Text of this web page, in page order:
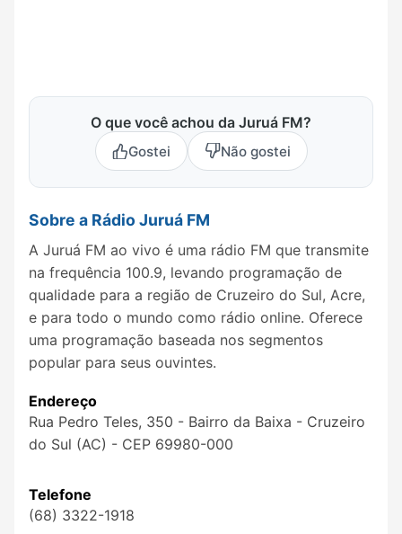
O que você achou da Juruá FM?
Gostei Não gostei
Sobre a Rádio Juruá FM
A Juruá FM ao vivo é uma rádio FM que transmite
na frequência 100.9, levando programação de
qualidade para a região de Cruzeiro do Sul, Acre,
e para todo o mundo como rádio online. Oferece
uma programação baseada nos segmentos
popular para seus ouvintes.
Endereço
Rua Pedro Teles, 350 - Bairro da Baixa - Cruzeiro
do Sul (AC) - CEP 69980-000
Telefone
(68) 3322-1918